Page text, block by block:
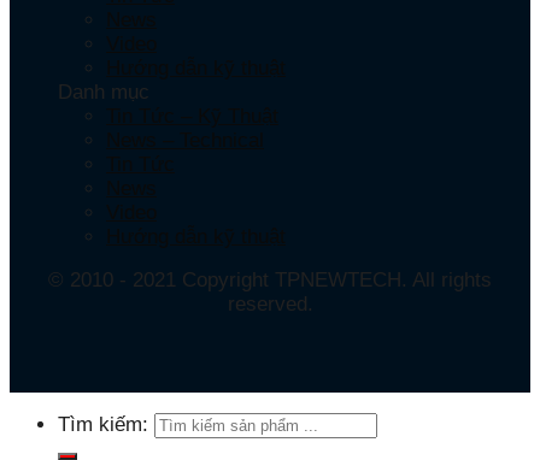
Danh mục
© 2010 - 2021 Copyright TPNEWTECH. All rights
reserved.
Tìm kiếm: